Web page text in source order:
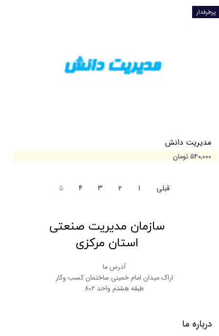
مدیریت دانش
۵۴۰,۰۰۰ تومان
پرطرفدار
قبلی ۱ ۲ ۳ ۴ ۵
​سازمان مدیریت صنعتی
استان مرکزی
آدرس ما
اراک میدان امام خمینی ساختمان کسب وکار
طبقه هشتم واحد 802
درباره ما